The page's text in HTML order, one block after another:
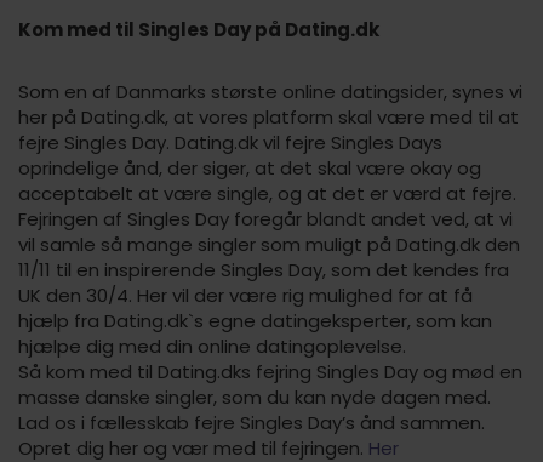
Kom med til Singles Day på Dating.dk
Som en af Danmarks største online datingsider, synes vi
her på Dating.dk, at vores platform skal være med til at
fejre Singles Day. Dating.dk vil fejre Singles Days
oprindelige ånd, der siger, at det skal være okay og
acceptabelt at være single, og at det er værd at fejre.
Fejringen af Singles Day foregår blandt andet ved, at vi
vil samle så mange singler som muligt på Dating.dk den
11/11 til en inspirerende Singles Day, som det kendes fra
UK den 30/4. Her vil der være rig mulighed for at få
hjælp fra Dating.dk`s egne datingeksperter, som kan
hjælpe dig med din online datingoplevelse.
Så kom med til Dating.dks fejring Singles Day og mød en
masse danske singler, som du kan nyde dagen med.
Lad os i fællesskab fejre Singles Day’s ånd sammen.
Opret dig her og vær med til fejringen. Her